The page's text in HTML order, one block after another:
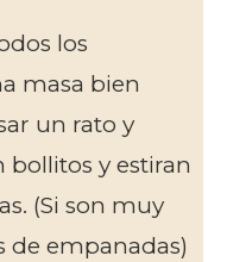
los
masa bien
un rato y
bollitos y estiran
(Si son muy
de empanadas)